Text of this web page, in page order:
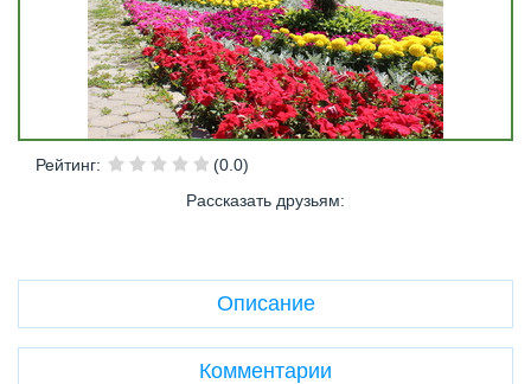
Рейтинг:
(0.0)
Рассказать друзьям:
Описание
Комментарии